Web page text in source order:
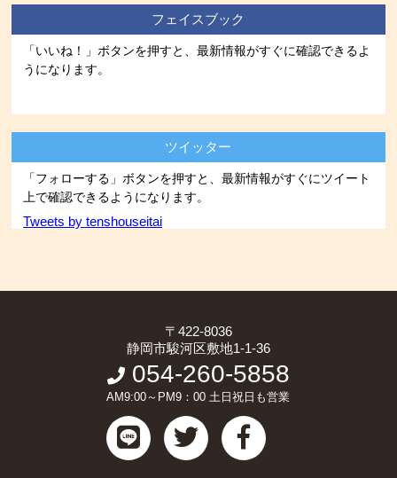
フェイスブック
「いいね！」ボタンを押すと、最新情報がすぐに確認できるよ
うになります。
ツイッター
「フォローする」ボタンを押すと、最新情報がすぐにツイート
上で確認できるようになります。
Tweets by tenshouseitai
〒422-8036
静岡市駿河区敷地1-1-36
054-260-5858
AM9:00～PM9：00 土日祝日も営業